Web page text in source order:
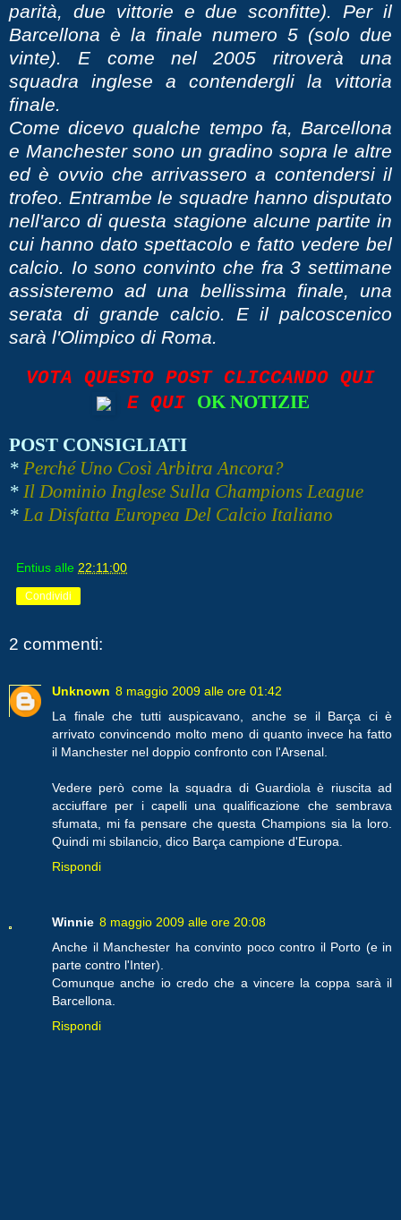
parità, due vittorie e due sconfitte). Per il
Barcellona è la finale numero 5 (solo due
vinte). E come nel 2005 ritroverà una
squadra inglese a contendergli la vittoria
finale.
Come dicevo qualche tempo fa, Barcellona
e Manchester sono un gradino sopra le altre
ed è ovvio che arrivassero a contendersi il
trofeo. Entrambe le squadre hanno disputato
nell'arco di questa stagione alcune partite in
cui hanno dato spettacolo e fatto vedere bel
calcio. Io sono convinto che fra 3 settimane
assisteremo ad una bellissima finale, una
serata di grande calcio. E il palcoscenico
sarà l'Olimpico di Roma.
VOTA QUESTO POST CLICCANDO QUI
E QUI
OK NOTIZIE
POST CONSIGLIATI
* Perché Uno Così Arbitra Ancora?
* Il Dominio Inglese Sulla Champions League
* La Disfatta Europea Del Calcio Italiano
Entius alle 22:11:00
Condividi
2 commenti:
Unknown 8 maggio 2009 alle ore 01:42
La finale che tutti auspicavano, anche se il Barça ci è
arrivato convincendo molto meno di quanto invece ha fatto
il Manchester nel doppio confronto con l'Arsenal.
Vedere però come la squadra di Guardiola è riuscita ad
acciuffare per i capelli una qualificazione che sembrava
sfumata, mi fa pensare che questa Champions sia la loro.
Quindi mi sbilancio, dico Barça campione d'Europa.
Rispondi
Winnie 8 maggio 2009 alle ore 20:08
Anche il Manchester ha convinto poco contro il Porto (e in
parte contro l'Inter).
Comunque anche io credo che a vincere la coppa sarà il
Barcellona.
Rispondi